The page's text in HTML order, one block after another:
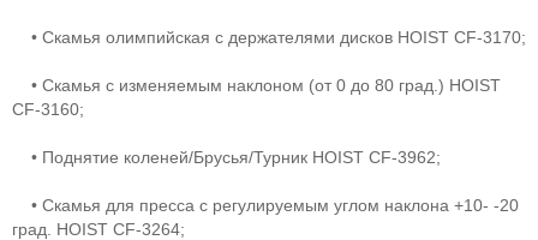
• Скамья олимпийская с держателями дисков HOIST CF-3170;
• Скамья с изменяемым наклоном (от 0 до 80 град.) HOIST
CF-3160;
• Поднятие коленей/Брусья/Турник HOIST CF-3962;
• Скамья для пресса с регулируемым углом наклона +10- -20
град. HOIST CF-3264;